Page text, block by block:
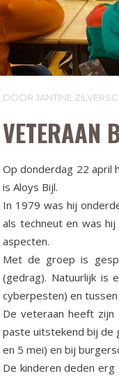
DOOR JANTINE
VETERAAN
Op donderdag 22 april
is Aloys Bijl.
In 1979 was hij
als techneut en was
aspecten.
Met de groep is
(gedrag). Natuurlijk is
cyberpesten) en
De veteraan heeft zijn
paste uitstekend bij de
en 5 mei) en bij
De kinderen deden